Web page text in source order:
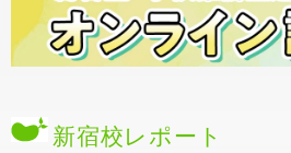
新宿校レポート